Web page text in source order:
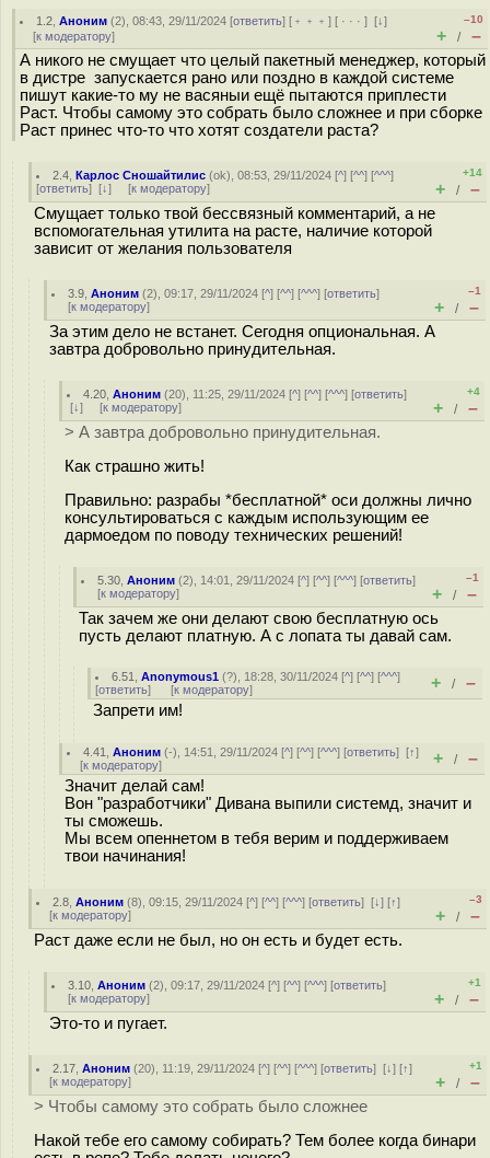
1.2 ,Аноним (2), 08:43, 29/11/2024 [ответить] [ ﹢﹢﹢] [ · · ·][↓]
[к модератору]
–10
+ / –
А никого не смущает что целый пакетный менеджер, который
в дистре запускается рано или поздно в каждой системе
пишут какие-то му не васяныи ещё пытаются приплести
Раст. Чтобы самому это собрать было сложнее и при сборке
Раст принес что-то что хотят создатели раста?
2.4 ,Карлос Сношайтилис (ok), 08:53, 29/11/2024 [^] [^^] [^^^]
[ответить] [↓] [к модератору]
+14
+ / –
Смущает только твой бессвязный комментарий, а не
вспомогательная утилита на расте, наличие которой
зависит от желания пользователя
3.9 ,Аноним (2), 09:17, 29/11/2024 [^] [^^] [^^^] [ответить]
[к модератору]
–1
+ / –
За этим дело не встанет. Сегодня опциональная. А
завтра добровольно принудительная.
4.20 ,Аноним (20), 11:25, 29/11/2024 [^] [^^] [^^^] [ответить]
[↓] [к модератору]
+4
+ / –
> А завтра добровольно принудительная.
Как страшно жить!
Правильно: разрабы *бесплатной* оси должны лично
консультироваться с каждым использующим ее
дармоедом по поводу технических решений!
5.30 ,Аноним (2), 14:01, 29/11/2024 [^] [^^] [^^^] [ответить]
[к модератору]
–1
+ / –
Так зачем же они делают свою бесплатную ось
пусть делают платную. А с лопата ты давай сам.
6.51 ,Anonymous1 (?), 18:28, 30/11/2024 [^] [^^] [^^^]
[ответить] [к модератору] + / –
Запрети им!
4.41 ,Аноним (-), 14:51, 29/11/2024 [^] [^^] [^^^] [ответить][↑]
[к модератору] + / –
Значит делай сам!
Вон "разработчики" Дивана выпили системд, значит и
ты сможешь.
Мы всем опеннетом в тебя верим и поддерживаем
твои начинания!
2.8 ,Аноним (8), 09:15, 29/11/2024 [^] [^^] [^^^] [ответить][↓] [↑]
[к модератору]
–3
+ / –
Раст даже если не был, но он есть и будет есть.
3.10 ,Аноним (2), 09:17, 29/11/2024 [^] [^^] [^^^] [ответить]
[к модератору]
+1
+ / –
Это-то и пугает.
2.17 ,Аноним (20), 11:19, 29/11/2024 [^] [^^] [^^^] [ответить][↓] [↑]
[к модератору]
+1
+ / –
> Чтобы самому это собрать было сложнее
Накой тебе его самому собирать? Тем более когда бинари